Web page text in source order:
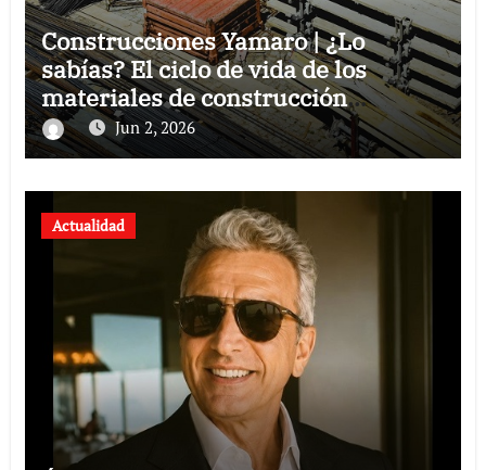
Construcciones Yamaro | ¿Lo
sabías? El ciclo de vida de los
materiales de construcción
revoluciona eficiencia en proyectos
modernos
Jun 2, 2026
Actualidad